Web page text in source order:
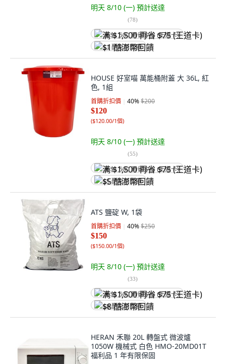
明天 8/10 (一) 預計送達
(78)
满 $1,500 再省 $75 (王道卡)
$1 酷澎幣回饋
HOUSE 好室喵 萬能桶附蓋 大 36L, 紅
色, 1組
首購折扣價 40%$200
$120
($120.00/1個)
明天 8/10 (一) 預計送達
(55)
满 $1,500 再省 $75 (王道卡)
$5 酷澎幣回饋
ATS 鹽碇 W, 1袋
首購折扣價 40%$250
$150
($150.00/1個)
明天 8/10 (一) 預計送達
(33)
满 $1,500 再省 $75 (王道卡)
$8 酷澎幣回饋
HERAN 禾聯 20L 轉盤式 微波爐
1050W 機械式 白色 HMO-20MD01T
福利品 1 年有限保固